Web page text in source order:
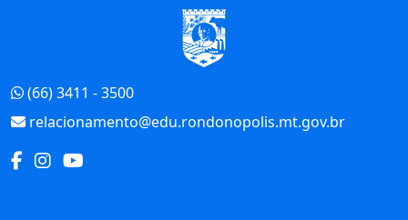
(66) 3411 - 3500
relacionamento@edu.rondonopolis.mt.gov.br